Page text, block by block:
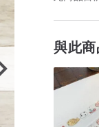
與此